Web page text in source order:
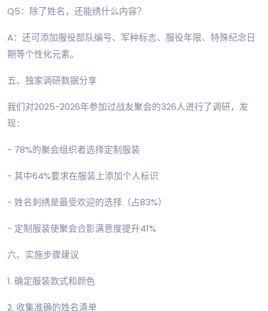
Q5：除了姓名，还能绣什么内容？
A：还可添加服役部队编号、军种标志、服役年限、特殊纪念日
期等个性化元素。
五、独家调研数据分享
我们对2025-2026年参加过战友聚会的326人进行了调研，发
现：
- 78%的聚会组织者选择定制服装
- 其中64%要求在服装上添加个人标识
- 姓名刺绣是最受欢迎的选择（占83%）
- 定制服装使聚会合影满意度提升41%
六、实施步骤建议
1. 确定服装款式和颜色
2. 收集准确的姓名清单